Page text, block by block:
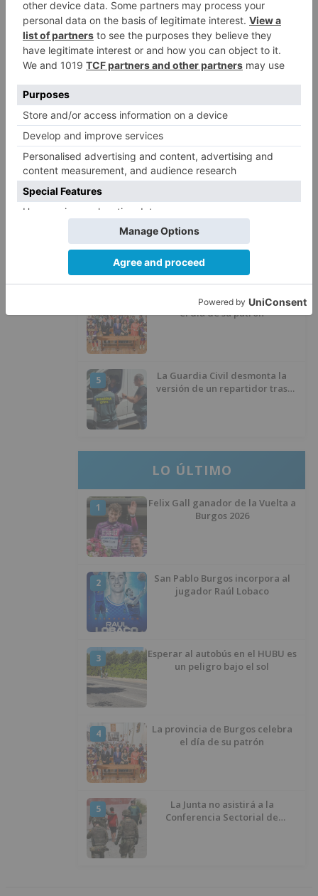
LO + VISTO
Fallece un ciclista en Burgos tras
avisar otro conductor que se
2
Villatoro da el primer paso para
dejar atrás su aislamiento con el
inicio de la senda peatonal y
Un hombre de 80 años resulta
herido en Burgos tras la colisión
entre un turismo y un camión
La provincia de Burgos celebra
el día de su patrón
5
La Guardia Civil desmonta la
versión de un repartidor tras
LO ÚLTIMO
1
Felix Gall ganador de la Vuelta a
Burgos 2026
2
San Pablo Burgos incorpora al
jugador Raúl Lobaco
3
Esperar al autobús en el HUBU es
un peligro bajo el sol
4
La provincia de Burgos celebra
el día de su patrón
5
La Junta no asistirá a la
Conferencia Sectorial de